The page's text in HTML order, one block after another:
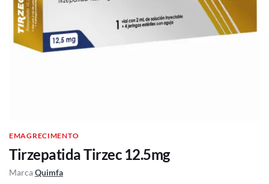
EMAGRECIMENTO
Tirzepatida Tirzec 12.5mg
MarcaQuimfa